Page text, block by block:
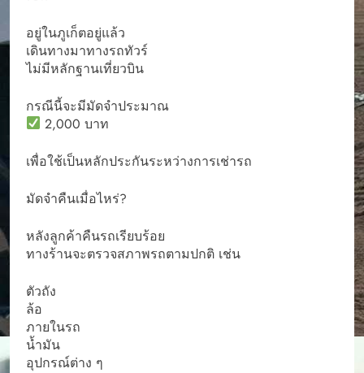
อยู่ในภูเก็ตอยู่แล้ว
เดินทางมาทางรถทัวร์
ไม่มีหลักฐานเที่ยวบิน
กรณีนี้จะมีมัดจำประมาณ
2,000 บาท
เพื่อใช้เป็นหลักประกันระหว่างการเช่ารถ
มัดจำคืนเมื่อไหร่?
หลังลูกค้าคืนรถเรียบร้อย
ทางร้านจะตรวจสภาพรถตามปกติ เช่น
ตัวถัง
ล้อ
ภายในรถ
น้ำมัน
อุปกรณ์ต่าง ๆ